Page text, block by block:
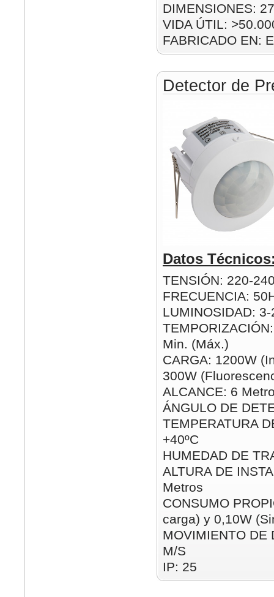
DIMENSIONES:
VIDA ÚTIL:
FABRICADO EN:
Detector de
Datos
TENSIÓN: 220-
FRECUENCIA:
LUMINOSIDAD:
Min. (Máx.)
CARGA: 1200W
300W
ALCANCE: 6
ÁNGULO DE
TEMPERATURA
+40ºC
HUMEDAD DE
ALTURA DE
Metros
CONSUMO
carga) y 0,10W
MOVIMIENTO DE
M/S
IP: 25